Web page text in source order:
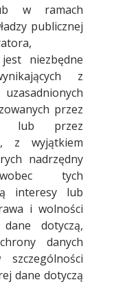
w ramach
publicznej
niezbędne
z
przez
lub przez
z wyjątkiem
nadrzędny
tych
interesy lub
i wolności
dotyczą,
danych
dane dotyczą